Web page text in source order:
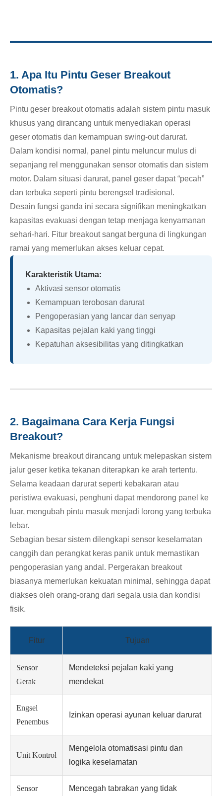
1. Apa Itu Pintu Geser Breakout
Otomatis?
Pintu geser breakout otomatis adalah sistem pintu masuk
khusus yang dirancang untuk menyediakan operasi
geser otomatis dan kemampuan swing-out darurat.
Dalam kondisi normal, panel pintu meluncur mulus di
sepanjang rel menggunakan sensor otomatis dan sistem
motor. Dalam situasi darurat, panel geser dapat “pecah”
dan terbuka seperti pintu berengsel tradisional.
Desain fungsi ganda ini secara signifikan meningkatkan
kapasitas evakuasi dengan tetap menjaga kenyamanan
sehari-hari. Fitur breakout sangat berguna di lingkungan
ramai yang memerlukan akses keluar cepat.
Karakteristik Utama:
Aktivasi sensor otomatis
Kemampuan terobosan darurat
Pengoperasian yang lancar dan senyap
Kapasitas pejalan kaki yang tinggi
Kepatuhan aksesibilitas yang ditingkatkan
2. Bagaimana Cara Kerja Fungsi
Breakout?
Mekanisme breakout dirancang untuk melepaskan sistem
jalur geser ketika tekanan diterapkan ke arah tertentu.
Selama keadaan darurat seperti kebakaran atau
peristiwa evakuasi, penghuni dapat mendorong panel ke
luar, mengubah pintu masuk menjadi lorong yang terbuka
lebar.
Sebagian besar sistem dilengkapi sensor keselamatan
canggih dan perangkat keras panik untuk memastikan
pengoperasian yang andal. Pergerakan breakout
biasanya memerlukan kekuatan minimal, sehingga dapat
diakses oleh orang-orang dari segala usia dan kondisi
fisik.
Fitur Tujuan
Sensor
Gerak
Mendeteksi pejalan kaki yang
mendekat
Engsel
Penembus
Izinkan operasi ayunan keluar darurat
Unit Kontrol
Mengelola otomatisasi pintu dan
logika keselamatan
Sensor Mencegah tabrakan yang tidak